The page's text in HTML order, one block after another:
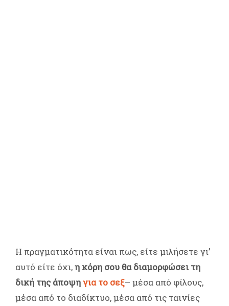
Η πραγματικότητα είναι πως, είτε μιλήσετε γι’
αυτό είτε όχι,η κόρη σου θα διαμορφώσει τη
δική της άποψηγια το σεξ– μέσα από φίλους,
μέσα από το διαδίκτυο, μέσα από τις ταινίες